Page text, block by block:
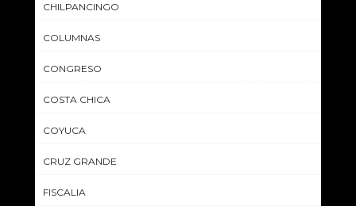
CHILPANCINGO
COLUMNAS
CONGRESO
COSTA CHICA
COYUCA
CRUZ GRANDE
FISCALIA